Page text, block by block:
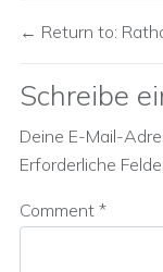
Return to:
Schreibe
Deine E-Mail-
Erforderliche
Comment *